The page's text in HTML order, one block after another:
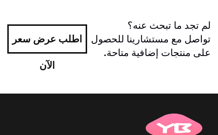
لم تجد ما تبحث عنه؟
تواصل مع مستشارينا للحصول
على منتجات إضافية متاحة.
اطلب عرض سعر
الآن